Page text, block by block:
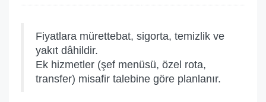
Fiyatlara mürettebat, sigorta, temizlik ve
yakıt dâhildir.
Ek hizmetler (şef menüsü, özel rota,
transfer) misafir talebine göre planlanır.